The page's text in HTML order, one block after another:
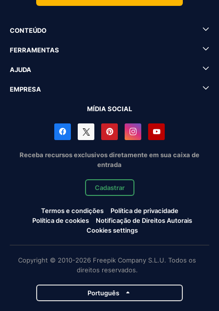
CONTEÚDO
FERRAMENTAS
AJUDA
EMPRESA
MÍDIA SOCIAL
Receba recursos exclusivos diretamente em sua caixa de
entrada
Cadastrar
Termos e condições
Política de privacidade
Política de cookies
Notificação de Direitos Autorais
Cookies settings
Copyright © 2010-2026 Freepik Company S.L.U. Todos os
direitos reservados.
Português